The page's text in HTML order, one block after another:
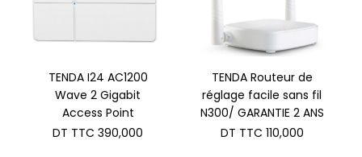
TENDA I24 AC1200
Wave 2 Gigabit
Access Point
DT TTC 390,000
TENDA Routeur de
réglage facile sans fil
N300/ GARANTIE 2 ANS
DT TTC 110,000